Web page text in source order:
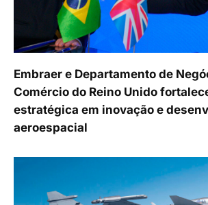
Embraer e Departamento de
Comércio do Reino Unido
estratégica em inovação e
aeroespacial